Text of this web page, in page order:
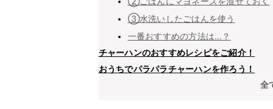
③水洗いしたごはんを使う
一番おすすめの方法は…？
チャーハンのおすすめレシピをご紹介！
おうちでパラパラチャーハンを作ろう！
全